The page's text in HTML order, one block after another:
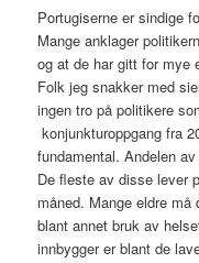
Portugiserne er sindige
Mange anklager
og at de har gitt for mye
Folk jeg snakker med
ingen tro på politikere
konjunkturoppgang fra
fundamental. Andelen
De fleste av disse lever
måned. Mange eldre må
blant annet bruk av
innbygger er blant de